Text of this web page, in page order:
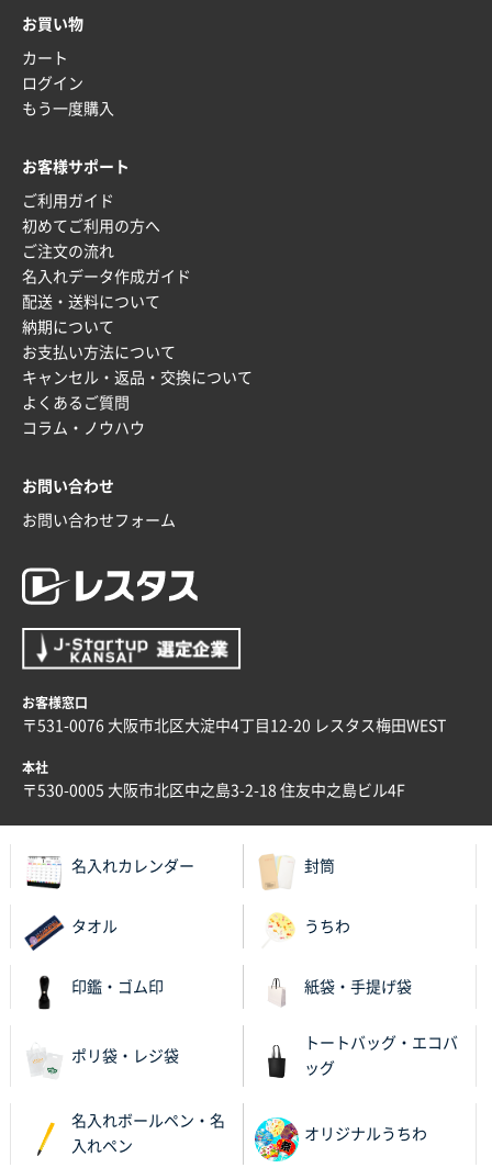
かったため
山口県P社様
【トートバッグ・エコバッグ】特別ご注文ページ
2026年01月09日 13:48
大阪府のお客様
厚手コットンマチ付トートL ナチュラル(A4対応)
200枚
2025年12月25日 13:33
いつもきちんとしてる。
福島県W社様
A4バインダー(2ツ折)
以前の注文も含め価格と品質
青森県K社様
2025年12月24日 13:22
東京都M社様
枚
2025年12月22日 03:31
ワンポイント箔押し紙袋 M横サイズ(A4対応)
枚
短納期対応が素晴らしい
富山県O社様
100枚
安い、早い
埼玉県G社様
ラミネート紙袋 規格L4サイズ(B4対応)1000枚
お買い物
カート
ログイン
もう一度購入
お客様サポート
ご利用ガイド
初めてご利用の方へ
ご注文の流れ
名入れデータ作成ガイド
配送・送料について
納期について
お支払い方法について
キャンセル・返品・交換について
よくあるご質問
コラム・ノウハウ
お問い合わせ
お問い合わせフォーム
お客様窓口
〒531-0076 大阪市北区大淀中4丁目12-20 レスタス梅田WEST
本社
〒530-0005 大阪市北区中之島3-2-18 住友中之島ビル4F
名入れカレンダー 封筒
タオル うちわ
印鑑・ゴム印 紙袋・手提げ袋
ポリ袋・レジ袋
トートバッグ・エコバ
ッグ
名入れボールペン・名
入れペン
オリジナルうちわ